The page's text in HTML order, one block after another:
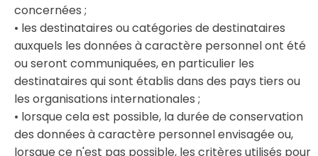
concernées ;
• les destinataires ou catégories de destinataires
auxquels les données à caractère personnel ont été
ou seront communiquées, en particulier les
destinataires qui sont établis dans des pays tiers ou
les organisations internationales ;
• lorsque cela est possible, la durée de conservation
des données à caractère personnel envisagée ou,
lorsque ce n'est pas possible, les critères utilisés pour